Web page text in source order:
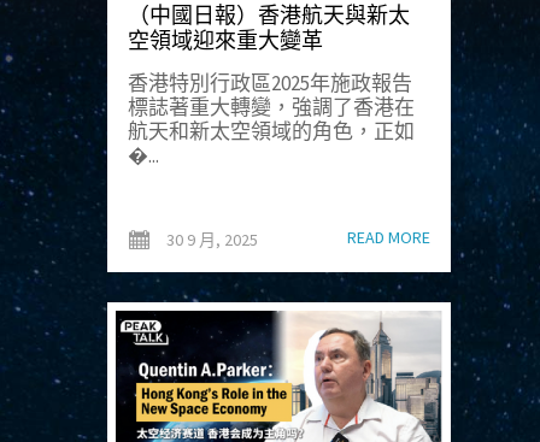
（中國日報）香港航天與新太
空領域迎來重大變革
香港特別行政區2025年施政報告
標誌著重大轉變，強調了香港在
航天和新太空領域的角色，正如
�...
30 9 月, 2025 READ MORE